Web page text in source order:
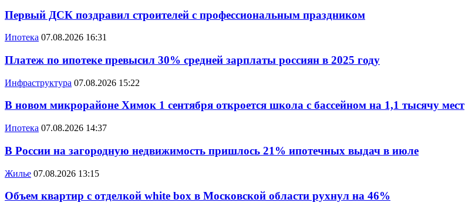
Первый ДСК поздравил строителей с профессиональным праздником
Ипотека 07.08.2026 16:31
Платеж по ипотеке превысил 30% средней зарплаты россиян в 2025 году
Инфраструктура 07.08.2026 15:22
В новом микрорайоне Химок 1 сентября откроется школа с бассейном на 1,1 тысячу мест
Ипотека 07.08.2026 14:37
В России на загородную недвижимость пришлось 21% ипотечных выдач в июле
Жилье 07.08.2026 13:15
Объем квартир с отделкой white box в Московской области рухнул на 46%